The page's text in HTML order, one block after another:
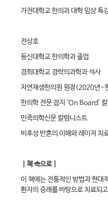
가천대학교 한의과 대학 임상
전상호
동신대학교 한의학과 졸업
경희대학교 경락의과학과 석사
자연재생한의원 원장(2020년~
한의학 전문 잡지 ‘On Board’
민족의학신문 칼럼니스트
비후성 반흔의 이해와 레이저
｜책 속으로｜
이 책에는 전통적인 방법과 현대
환자의 증례를 바탕으로 치료되